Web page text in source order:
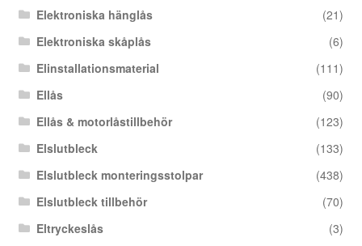
Elektroniska hänglås
(21)
Elektroniska skåplås
(6)
Elinstallationsmaterial
(111)
Ellås
(90)
Ellås & motorlåstillbehör
(123)
Elslutbleck
(133)
Elslutbleck monteringsstolpar
(438)
Elslutbleck tillbehör
(70)
Eltryckeslås
(3)